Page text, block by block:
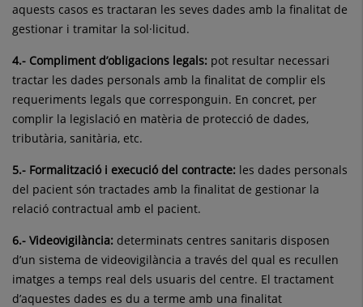
aquests casos es tractaran les seves dades amb la finalitat de
gestionar i tramitar la sol·licitud.
4.- Compliment d’obligacions legals: pot resultar necessari
tractar les dades personals amb la finalitat de complir els
requeriments legals que corresponguin. En concret, per
complir la legislació en matèria de protecció de dades,
tributària, sanitària, etc.
5.- Formalització i execució del contracte: les dades personals
del pacient són tractades amb la finalitat de gestionar la
relació contractual amb el pacient.
6.- Videovigilància: determinats centres sanitaris disposen
d’un sistema de videovigilància a través del qual es recullen
imatges a temps real dels usuaris del centre. El tractament
d’aquestes dades es du a terme amb una finalitat